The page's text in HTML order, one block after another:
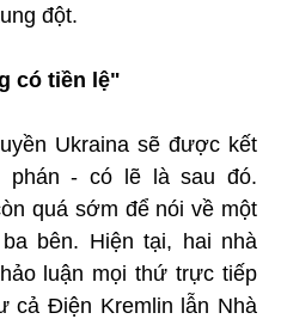
đột.
có tiền lệ"
Ukraina sẽ được kết
phán - có lẽ là sau đó.
quá sớm để nói về một
bên. Hiện tại, hai nhà
luận mọi thứ trực tiếp
cả Điện Kremlin lẫn Nhà